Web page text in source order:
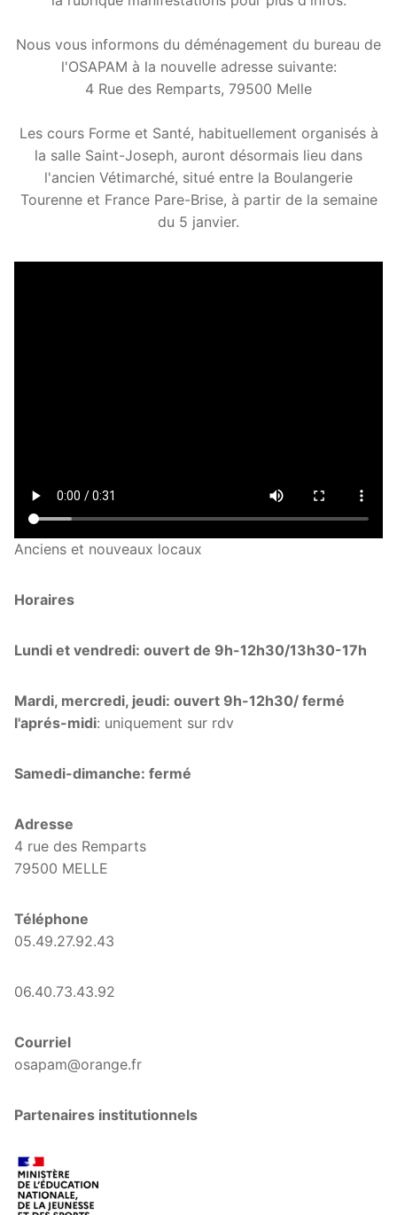
Nous vous informons du déménagement du bureau de
l'OSAPAM à la nouvelle adresse suivante:
4 Rue des Remparts, 79500 Melle
Les cours Forme et Santé, habituellement organisés à
la salle Saint-Joseph, auront désormais lieu dans
l'ancien Vétimarché, situé entre la Boulangerie
Tourenne et France Pare-Brise, à partir de la semaine
du 5 janvier.
Anciens et nouveaux locaux
Horaires
Lundi et vendredi: ouvert de 9h-12h30/13h30-17h
Mardi, mercredi, jeudi: ouvert 9h-12h30/ fermé
l'aprés-midi: uniquement sur rdv
Samedi-dimanche: fermé
Adresse
4 rue des Remparts
79500 MELLE
Téléphone
05.49.27.92.43
06.40.73.43.92
Courriel
osapam@orange.fr
Partenaires institutionnels